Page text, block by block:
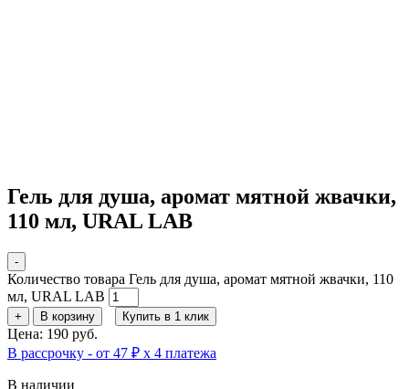
Гель для душа, аромат мятной жвачки,
110 мл, URAL LAB
-
Количество товара Гель для душа, аромат мятной жвачки, 110
мл, URAL LAB
+ В корзину Купить в 1 клик
Цена: 190 руб.
В рассрочку - от 47 ₽ х 4 платежа
В наличии